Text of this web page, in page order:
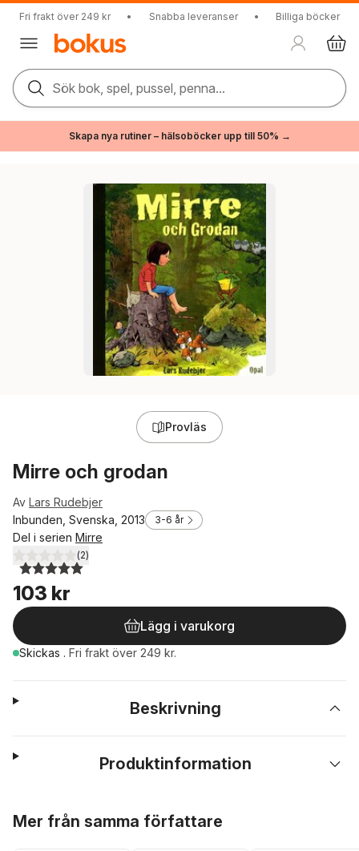
Fri frakt över 249 kr • Snabba leveranser • Billiga böcker
Sök bok, spel, pussel, penna...
Skapa nya rutiner – hälsoböcker upp till 50% →
Provläs
Mirre och grodan
Av Lars Rudebjer
Inbunden, Svenska, 2013
3-6 år
Del i serien Mirre
5,0utav 5 stjärnor. Totalt antal röster:
(2)
103 kr
Lägg i varukorg
Skickas . Fri frakt över 249 kr.
Beskrivning
Produktinformation
Mer från samma författare